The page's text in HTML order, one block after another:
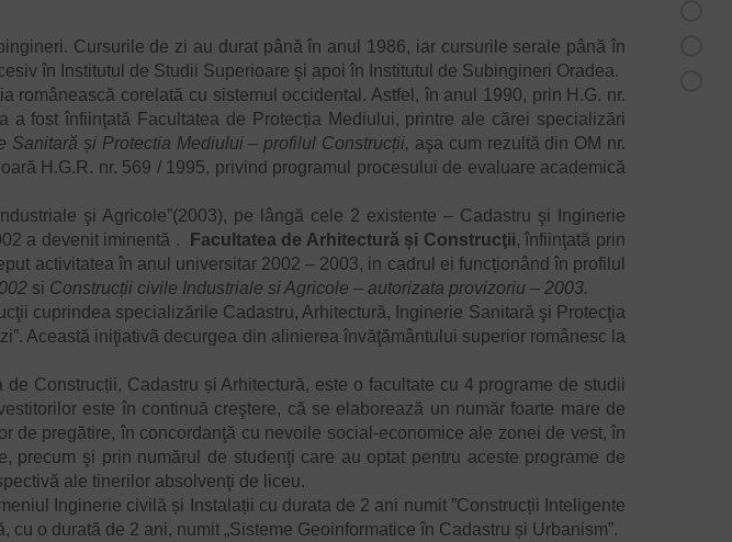
Cursurile de zi au durat până în anul 1986, iar cursurile serale până în
în Institutul de Studii Superioare şi apoi în Institutul de Subingineri Oradea.
corelată cu sistemul occidental. Astfel, în anul 1990, prin H.G. nr.
fost înfiinţată Facultatea de Protecția Mediului, printre ale cărei specializări
Sanitară și Protectia Mediului – profilul Construcții, aşa cum rezultă din OM nr.
H.G.R. nr. 569 / 1995, privind programul procesului de evaluare academică
şi Agricole”(2003), pe lângă cele 2 existente – Cadastru şi Inginerie
a devenit iminentă .
Facultatea de Arhitectură și Construcţii, înfiinţată prin
activitatea în anul universitar 2002 – 2003, in cadrul ei funcționând în profilul
si Construcții civile Industriale si Agricole – autorizata provizoriu – 2003.
specializările Cadastru, Arhitectură, Inginerie Sanitară şi Protecţia
Această iniţiativã decurgea din alinierea învăţământului superior românesc la
Cadastru și Arhitectură, este o facultate cu 4 programe de studii
este în continuă creştere, că se elaborează un număr foarte mare de
de pregătire, în concordanţă cu nevoile social-economice ale zonei de vest, în
şi prin numărul de studenţi care au optat pentru aceste programe de
ale tinerilor absolvenţi de liceu.
Inginerie civilă și Instalații cu durata de 2 ani numit ”Construcții Inteligente
cu o durată de 2 ani, numit „Sisteme Geoinformatice în Cadastru și Urbanism”.